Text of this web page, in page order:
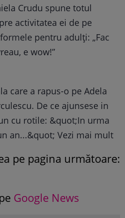
Crudu spune totul
activitatea ei de pe
pentru adulți: „Fac
e wow!”
care a rapus-o pe Adela
De ce ajunsese in
cu rotile: &quot;In urma
an...&quot; Vezi mai mult
pe pagina următoare:
Google News